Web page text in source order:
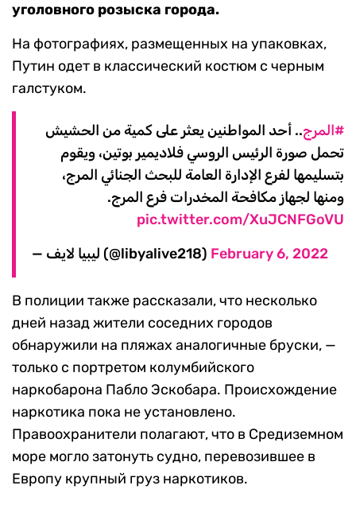
уголовного розыска города.
На фотографиях, размещенных на упаковках,
Путин одет в классический костюм с черным
галстуком.
#المرج.. أحد المواطنين يعثر على كمية من الحشيش
تحمل صورة الرئيس الروسي فلاديمير بوتين، ويقوم
بتسليمها لفرع الإدارة العامة للبحث الجنائي المرج،
ومنها لجهاز مكافحة المخدرات فرع المرج.
pic.twitter.com/XuJCNFGoVU
— ليبيا لايف (@libyalive218) February 6, 2022
В полиции также рассказали, что несколько
дней назад жители соседних городов
обнаружили на пляжах аналогичные бруски, —
только с портретом колумбийского
наркобарона Пабло Эскобара. Происхождение
наркотика пока не установлено.
Правоохранители полагают, что в Средиземном
море могло затонуть судно, перевозившее в
Европу крупный груз наркотиков.